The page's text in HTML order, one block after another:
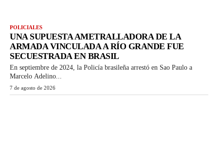
POLICIALES
UNA SUPUESTA AMETRALLADORA DE LA
ARMADA VINCULADA A RÍO GRANDE FUE
SECUESTRADA EN BRASIL
En septiembre de 2024, la Policía brasileña arrestó en Sao Paulo a
Marcelo Adelino...
7 de agosto de 2026